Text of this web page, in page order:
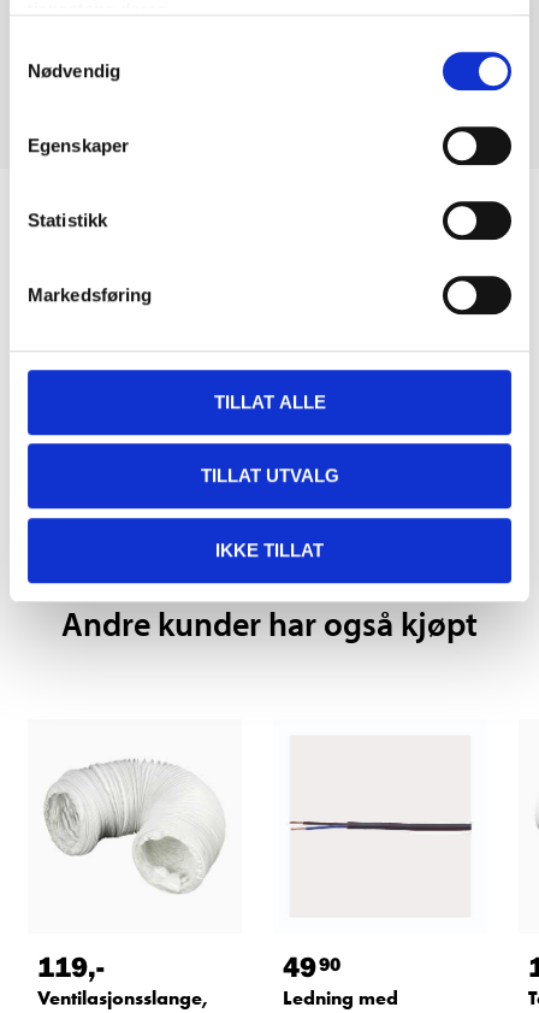
Nødvendig
Egenskaper
Statistikk
Markedsføring
TILLAT ALLE
TILLAT UTVALG
IKKE TILLAT
Kjøp & Hent
Kjøp & Hent i ditt varehus.
LES MER
Andre kunder har også kjøpt
119,-
Ventilasjonsslange,
4990
Ledning med